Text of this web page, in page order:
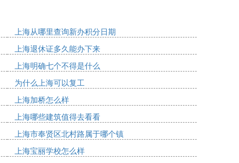
上海从哪里查询新办积分日期
上海退休证多久能办下来
上海明确七个不得是什么
为什么上海可以复工
上海加桥怎么样
上海哪些建筑值得去看看
上海市奉贤区北村路属于哪个镇
上海宝丽学校怎么样